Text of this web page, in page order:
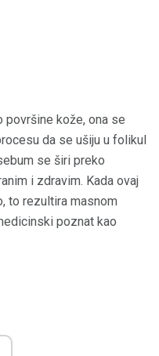
kože, ona se
da se ušiju u folikul
se širi preko
i zdravim. Kada ovaj
to rezultira masnom
poznat kao